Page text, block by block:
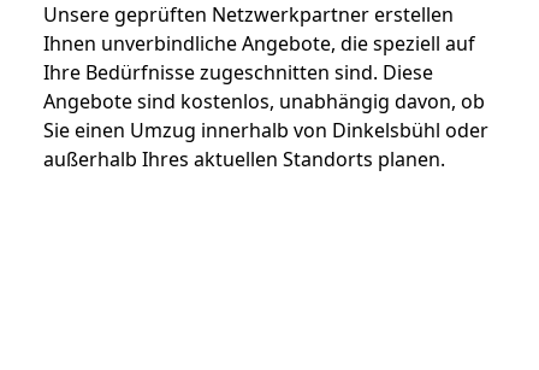
Unsere geprüften Netzwerkpartner erstellen
Ihnen unverbindliche Angebote, die speziell auf
Ihre Bedürfnisse zugeschnitten sind. Diese
Angebote sind kostenlos, unabhängig davon, ob
Sie einen Umzug innerhalb von Dinkelsbühl oder
außerhalb Ihres aktuellen Standorts planen.